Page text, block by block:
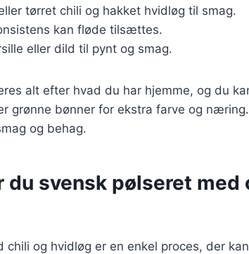
tørret chili og hakket hvidløg til smag.
kan fløde tilsættes.
eller dild til pynt og smag.
alt efter hvad du har hjemme, og du
grønne bønner for ekstra farve og
og behag.
du svensk pølseret med
chili og hvidløg er en enkel proces, der